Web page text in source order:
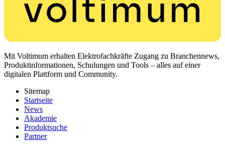
Mit Voltimum erhalten Elektrofachkräfte Zugang zu Branchennews,
Produktinformationen, Schulungen und Tools – alles auf einer
digitalen Plattform und Community.
Sitemap
Startseite
News
Akademie
Produktsuche
Partner